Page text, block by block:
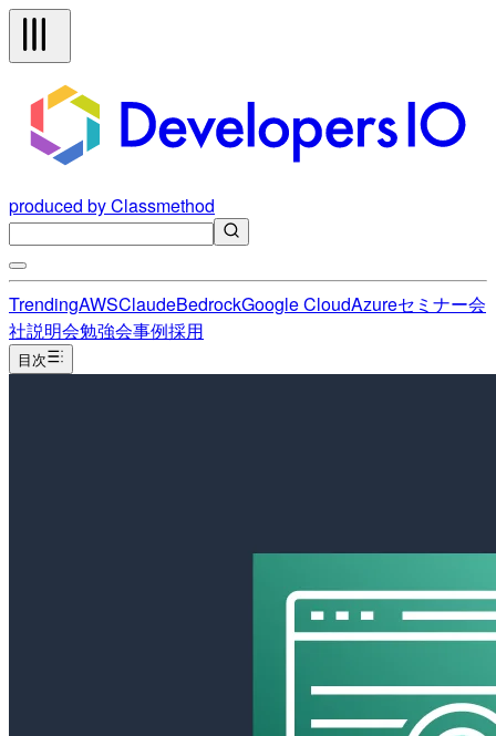
produced by Classmethod
TrendingAWSClaudeBedrockGoogle CloudAzureセミナー会
社説明会勉強会事例採用
目次